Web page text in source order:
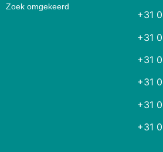
Zoek omgekeerd
+31
+31
+31
+31
+31
+31